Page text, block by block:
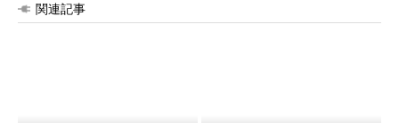
関連記事